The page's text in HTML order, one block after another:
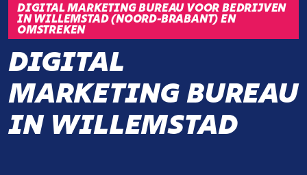
DIGITAL MARKETING BUREAU VOOR BEDRIJVEN
IN WILLEMSTAD (NOORD-BRABANT) EN
OMSTREKEN
DIGITAL
MARKETING BUREAU
IN WILLEMSTAD